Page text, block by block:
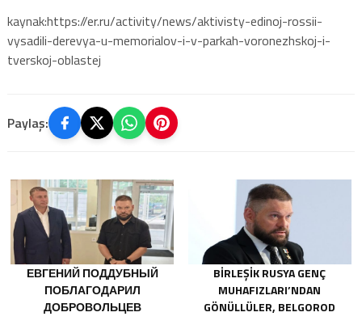
kaynak:https://er.ru/activity/news/aktivisty-edinoj-rossii-
vysadili-derevya-u-memorialov-i-v-parkah-voronezhskoj-i-
tverskoj-oblastej
Paylaş:
ЕВГЕНИЙ ПОДДУБНЫЙ
ПОБЛАГОДАРИЛ
ДОБРОВОЛЬЦЕВ
BIRLEŞIK RUSYA GENÇ
MUHAFIZLARI’NDAN
GÖNÜLLÜLER, BELGOROD